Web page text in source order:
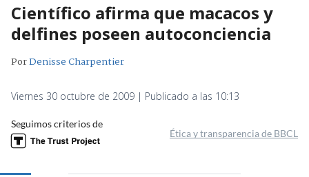
Científico afirma que macacos y
delfines poseen autoconciencia
PorDenisse Charpentier
Viernes 30 octubre de 2009 | Publicado a las 10:13
Seguimos criterios de
Ética y transparencia de BBCL